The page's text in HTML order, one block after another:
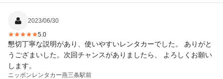
2023/06/30
5.0
懇切丁寧な説明があり、使いやすいレンタカーでした。 ありがと
うござまいした。次回チャンスがありましたら、 よろしくお願い
します。
ニッポンレンタカー燕三条駅前